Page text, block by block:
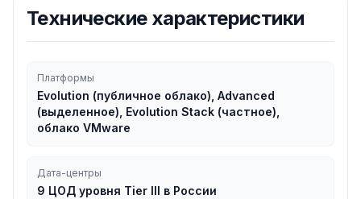
Технические характеристики
Платформы
Evolution (публичное облако), Advanced
(выделенное), Evolution Stack (частное),
облако VMware
Дата-центры
9 ЦОД уровня Tier III в России